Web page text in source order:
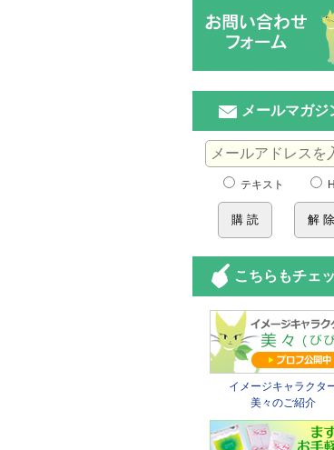
メールマガジ
テキスト
こちらもチェ
イメージキャラクタ
美々のご紹介